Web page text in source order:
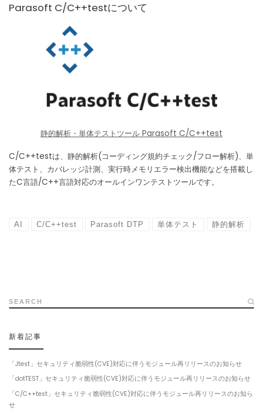
Parasoft C/C++testについて
静的解析・単体テストツール Parasoft C/C++test
C/C++testは、静的解析(コーディング規約チェック/フロー解析)、単
体テスト、カバレッジ計測、実行時メモリエラー検出機能などを搭載し
たC言語/C++言語対応のオールインワンテストツールです。
AI C/C++test Parasoft DTP 単体テスト 静的解析
SEARCH
新着記事
「Jtest」セキュリティ脆弱性(CVE)対応に伴うモジュール再リリースのお知らせ
「dotTEST」セキュリティ脆弱性(CVE)対応に伴うモジュール再リリースのお知らせ
「C/C++test」セキュリティ脆弱性(CVE)対応に伴うモジュール再リリースのお知ら
せ